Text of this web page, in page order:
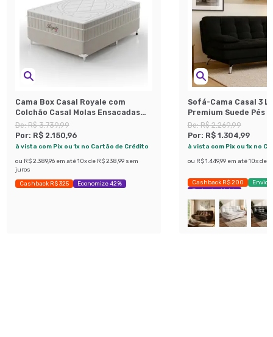
Cama Box Casal Royale com
Colchão Casal Molas Ensacadas
Bege e Branca
De:R$ 3.739,99
Por: R$ 2.150,96
à vista com Pix ou 1x no Cartão de Crédito
ou R$ 2.389,96 em até 10x de R$ 238,99 sem
juros
Cashback R$ 325 Economize 42%
Sofá-Cama Casal 3
Premium Suede Pés
Preto
De:R$ 2.269,99
Por: R$ 1.304,99
à vista com Pix ou 1x no
ou R$ 1.449,99 em até 10x de
Cashback R$ 200
Envio
Exclusivo Mobly